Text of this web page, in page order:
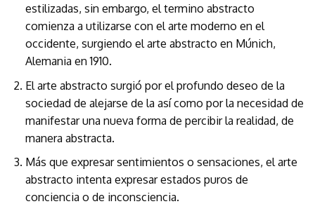
estilizadas, sin embargo, el termino abstracto
comienza a utilizarse con el arte moderno en el
occidente, surgiendo el arte abstracto en Múnich,
Alemania en 1910.
El arte abstracto surgió por el profundo deseo de la
sociedad de alejarse de la así como por la necesidad de
manifestar una nueva forma de percibir la realidad, de
manera abstracta.
Más que expresar sentimientos o sensaciones, el arte
abstracto intenta expresar estados puros de
conciencia o de inconsciencia.